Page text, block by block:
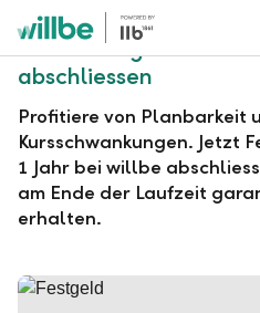
Alerts.Headline
willbe Festgeld zu
abschliessen
Profitiere von Planbarkeit
Kursschwankungen. Jetzt
1 Jahr bei willbe
am Ende der Laufzeit
erhalten.